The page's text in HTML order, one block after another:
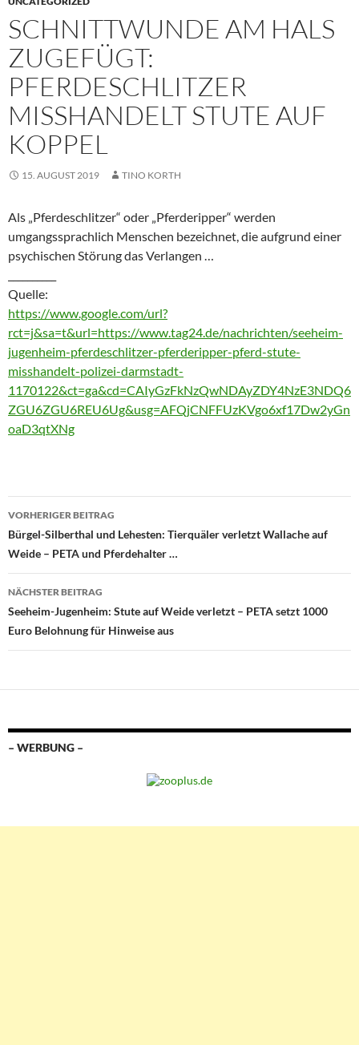
SCHNITTWUNDE AM HALS
ZUGEFÜGT:
PFERDESCHLITZER
MISSHANDELT STUTE AUF
KOPPEL
15. AUGUST 2019 TINO KORTH
Als „Pferdeschlitzer“ oder „Pferderipper“ werden
umgangssprachlich Menschen bezeichnet, die aufgrund einer
psychischen Störung das Verlangen …
Quelle:
https://www.google.com/url?
rct=j&sa=t&url=https://www.tag24.de/nachrichten/seeheim-
jugenheim-pferdeschlitzer-pferderipper-pferd-stute-
misshandelt-polizei-darmstadt-
1170122&ct=ga&cd=CAIyGzFkNzQwNDAyZDY4NzE3NDQ6
ZGU6ZGU6REU6Ug&usg=AFQjCNFFUzKVgo6xf17Dw2yGn
oaD3qtXNg
Beitragsnavigation
VORHERIGER BEITRAG
Bürgel-Silberthal und Lehesten: Tierquäler verletzt Wallache auf
Weide – PETA und Pferdehalter …
NÄCHSTER BEITRAG
Seeheim-Jugenheim: Stute auf Weide verletzt – PETA setzt 1000
Euro Belohnung für Hinweise aus
– WERBUNG –